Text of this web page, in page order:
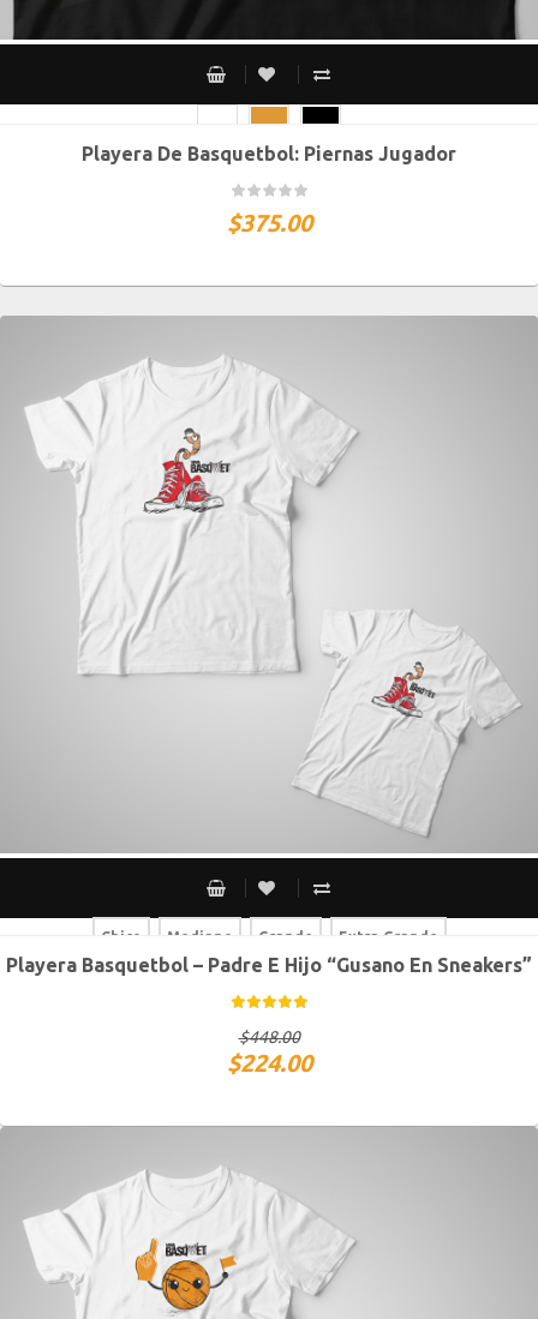
CH M G XG XXG
Playera De Basquetbol: Piernas Jugador
$375.00
Chico Mediano Grande Extra Grande
Chico Mediano Grande Extra Grande
Playera Basquetbol – Padre E Hijo “Gusano En Sneakers”
$448.00
$224.00